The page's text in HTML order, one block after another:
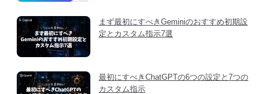
まず最初にすべきGeminiのおすすめ初期設
定とカスタム指示7選
最初にすべきChatGPTの6つの設定と7つの
カスタム指示